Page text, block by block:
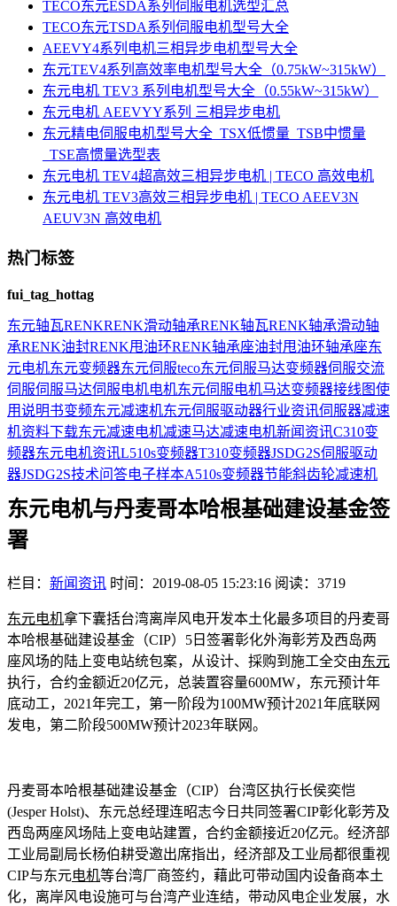
TECO东元ESDA系列伺服电机选型汇总
TECO东元TSDA系列伺服电机型号大全
AEEVY4系列电机三相异步电机型号大全
东元TEV4系列高效率电机型号大全（0.75kW~315kW）
东元电机 TEV3 系列电机型号大全（0.55kW~315kW）
东元电机 AEEVYY系列 三相异步电机
东元精电伺服电机型号大全_TSX低惯量_TSB中惯量
_TSE高惯量选型表
东元电机 TEV4超高效三相异步电机 | TECO 高效电机
东元电机 TEV3高效三相异步电机 | TECO AEEV3N
AEUV3N 高效电机
热门标签
fui_tag_hottag
东元轴瓦RENKRENK滑动轴承RENK轴瓦RENK轴承滑动轴
承RENK油封RENK甩油环RENK轴承座油封甩油环轴承座东
元电机东元变频器东元伺服teco东元伺服马达变频器伺服交流
伺服伺服马达伺服电机电机东元伺服电机马达变频器接线图使
用说明书变频东元减速机东元伺服驱动器行业资讯伺服器减速
机资料下载东元减速电机减速马达减速电机新闻资讯C310变
频器东元电机资讯L510s变频器T310变频器JSDG2S伺服驱动
器JSDG2S技术问答电子样本A510s变频器节能斜齿轮减速机
东元电机与丹麦哥本哈根基础建设基金签
署
栏目： 新闻资讯 时间：2019-08-05 15:23:16 阅读：3719
东元电机拿下囊括台湾离岸风电开发本土化最多项目的丹麦哥
本哈根基础建设基金（CIP）5日签署彰化外海彰芳及西岛两
座风场的陆上变电站统包案，从设计、採购到施工全交由东元
执行，合约金额近20亿元，总装置容量600MW，东元预计年
底动工，2021年完工，第一阶段为100MW预计2021年底联网
发电，第二阶段500MW预计2023年联网。
丹麦哥本哈根基础建设基金（CIP）台湾区执行长侯奕恺
(Jesper Holst)、东元总经理连昭志今日共同签署CIP彰化彰芳及
西岛两座风场陆上变电站建置，合约金额接近20亿元。经济部
工业局副局长杨伯耕受邀出席指出，经济部及工业局都很重视
CIP与东元电机等台湾厂商签约，藉此可带动国内设备商本土
化，离岸风电设施可与台湾产业连结，带动风电企业发展，水